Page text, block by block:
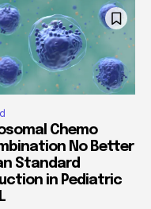
Chemo
No Better
Standard
in Pediatric